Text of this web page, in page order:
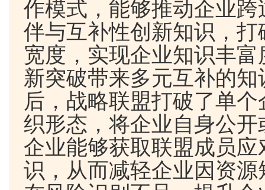
作模式，能够推动企业
伴与互补性创新知识，
宽度，实现企业知识丰
新突破带来多元互补的
后，战略联盟打破了单
织形态，将企业自身公
企业能够获取联盟成员
识，从而减轻企业因资